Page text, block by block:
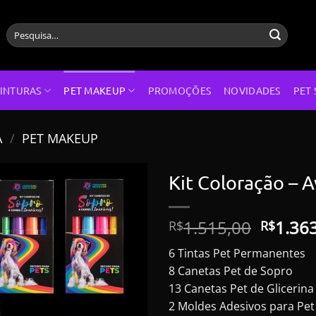
Pesquisar
por:
PET MAKEUP PROMOÇÕES NOVIDADES PET
/ PET MAKEUP
Kit Coloração –
R$1.515,00 O
preço
original
era:
R$
6 Tintas Pet Permanentes
8 Canetas Pet de Sopro
13 Canetas Pet de Glicerina
2 Moldes Adesivos para